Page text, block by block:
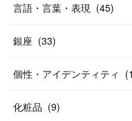
言語・言葉・表現 (45)
銀座 (33)
個性・アイデンティティ (
化粧品 (9)